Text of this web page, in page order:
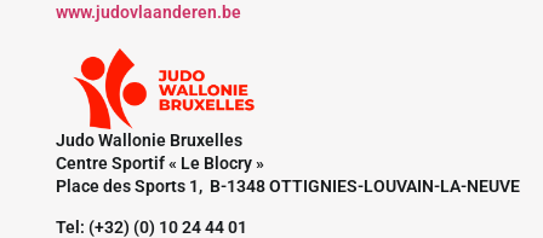
www.judovlaanderen.be
Judo Wallonie Bruxelles
Centre Sportif « Le Blocry »
Place des Sports 1, B-1348 OTTIGNIES-LOUVAIN-LA-NEUVE
Tel: (+32) (0) 10 24 44 01